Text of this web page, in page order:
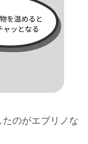
のがエブリノな